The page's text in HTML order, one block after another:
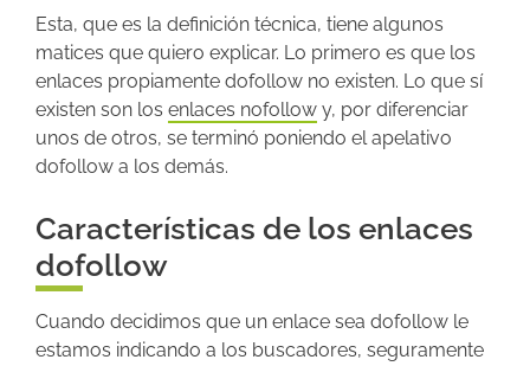
Esta, que es la definición técnica, tiene algunos
matices que quiero explicar. Lo primero es que los
enlaces propiamente dofollow no existen. Lo que sí
existen son los enlaces nofollow y, por diferenciar
unos de otros, se terminó poniendo el apelativo
dofollow a los demás.
Características de los enlaces
dofollow
Cuando decidimos que un enlace sea dofollow le
estamos indicando a los buscadores, seguramente